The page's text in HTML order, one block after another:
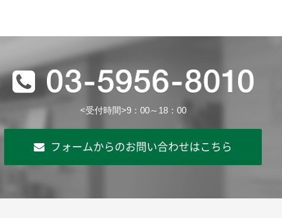
<受付時間>9：00～18：00
フォームからのお問い合わせはこちら